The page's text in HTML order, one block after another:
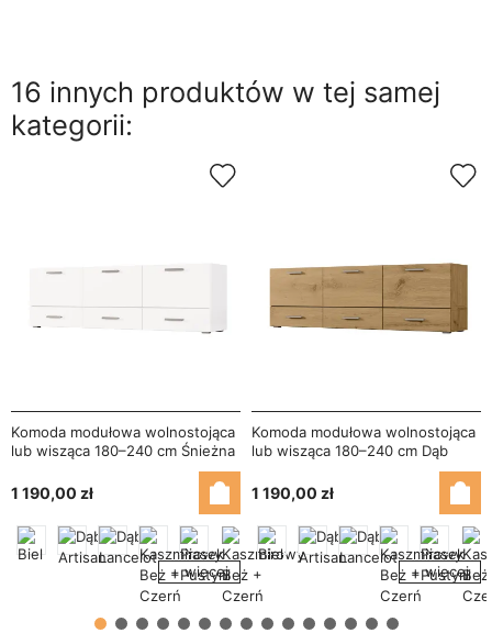
16 innych produktów w tej samej
kategorii:
Komoda modułowa wolnostojąca
lub wisząca 180–240 cm Śnieżna
1 190,00 zł
+ więcej
Komoda modułowa wolnostojąca
lub wisząca 180–240 cm Dąb
1 190,00 zł
+ więcej